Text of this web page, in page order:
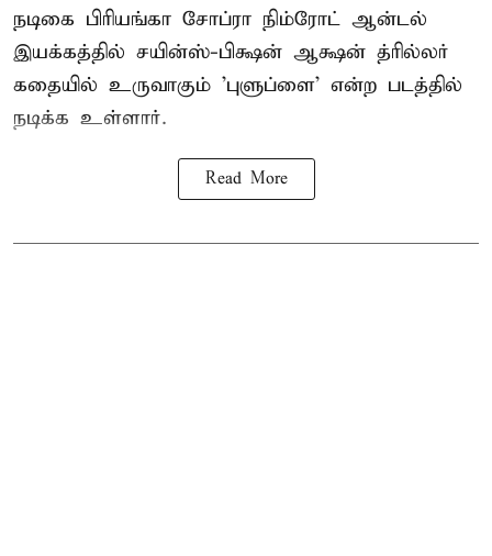
நடிகை பிரியங்கா சோப்ரா நிம்ரோட் ஆன்டல்
இயக்கத்தில் சயின்ஸ்-பிக்ஷன் ஆக்ஷன் த்ரில்லர்
கதையில் உருவாகும் 'புளுப்ளை' என்ற படத்தில்
நடிக்க உள்ளார்.
Read More